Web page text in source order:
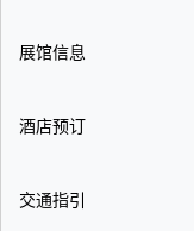
展馆信息
酒店预订
交通指引